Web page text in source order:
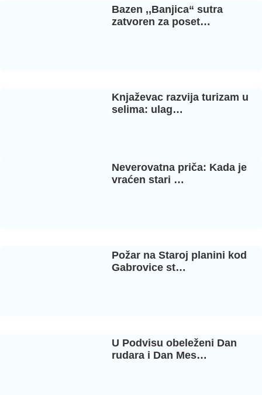
Bazen ,,Banjica“ sutra
zatvoren za poset…
Knjaževac razvija turizam u
selima: ulag…
Neverovatna priča: Kada je
vraćen stari …
Požar na Staroj planini kod
Gabrovice st…
U Podvisu obeleženi Dan
rudara i Dan Mes…